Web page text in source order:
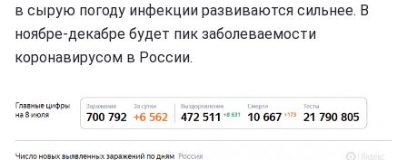
в сырую погоду инфекции развиваются сильнее. В
ноябре-декабре будет пик заболеваемости
коронавирусом в России.